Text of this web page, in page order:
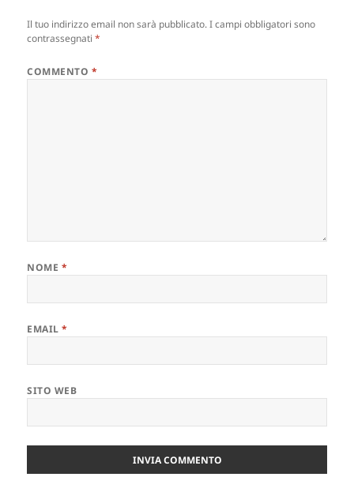
Il tuo indirizzo email non sarà pubblicato. I campi obbligatori sono
contrassegnati*
COMMENTO *
NOME *
EMAIL*
SITO WEB